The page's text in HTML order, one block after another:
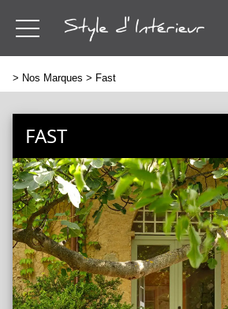
> Nos Marques > Fast
FAST